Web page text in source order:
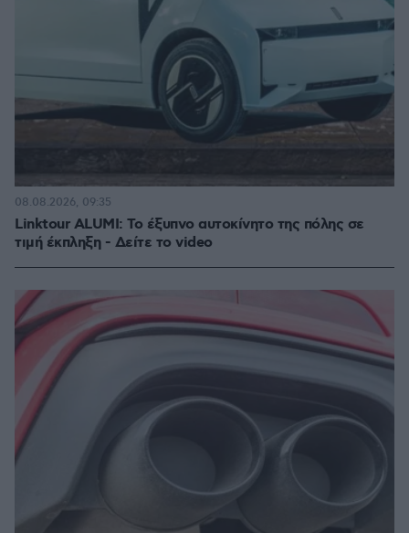
Linktour ALUMI: Το έξυπνο αυτοκίνητο της πόλης σε
τιμή έκπληξη - Δείτε το video
08.08.2026, 09:35